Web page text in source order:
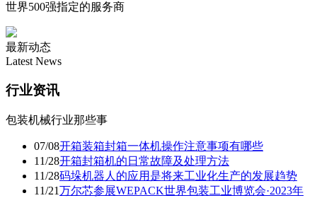
世界500强指定的服务商
最新动态
Latest News
行业资讯
包装机械行业那些事
07/08开箱装箱封箱一体机操作注意事项有哪些
11/28开箱封箱机的日常故障及处理方法
11/28码垛机器人的应用是将来工业化生产的发展趋势
11/21万尔芯参展WEPACK世界包装工业博览会·2023年